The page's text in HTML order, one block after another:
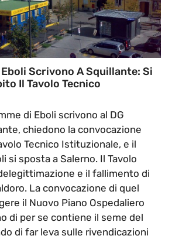
Eboli Scrivono A Squillante: Si
Il Tavolo Tecnico
di Eboli scrivono al DG
chiedono la convocazione
Tecnico Istituzionale, e il
si sposta a Salerno. Il Tavolo
e il fallimento di
La convocazione di quel
il Nuovo Piano Ospedaliero
di per se contiene il seme del
di far leva sulle rivendicazioni